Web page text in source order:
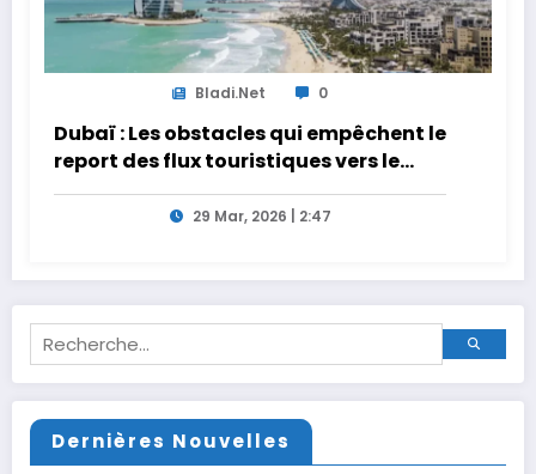
Bladi.net 0
Dubaï : Les obstacles qui empêchent le
report des flux touristiques vers le
Maroc
29 Mar, 2026 | 2:47
Dernières Nouvelles